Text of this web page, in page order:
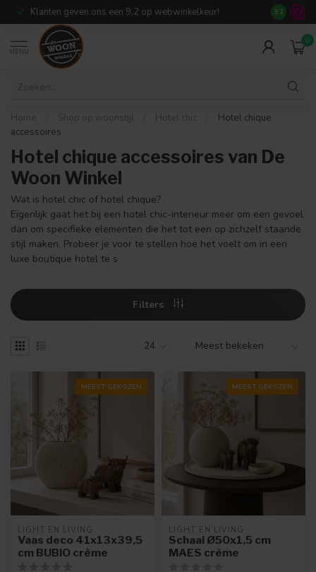
Klanten geven ons een 9,2 op webwinkelkeur! Meer dan
9.2
MENU
0
Home Shop op woonstijl Hotel chic
Hotel chique
accessoires
Hotel chique accessoires van De
Woon Winkel
Wat is hotel chic of hotel chique?
Eigenlijk gaat het bij een hotel chic-interieur meer om een gevoel
dan om specifieke elementen die het tot een op zichzelf staande
stijl maken. Probeer je voor te stellen hoe het voelt om in een
luxe boutique hotel te s
Filters
MEEST GEKOZEN
LIGHT EN LIVING
Vaas deco 41x13x39,5
cm BUBIO crème
MEEST GEKOZEN
LIGHT EN LIVING
Schaal Ø50x1,5 cm
MAES crème